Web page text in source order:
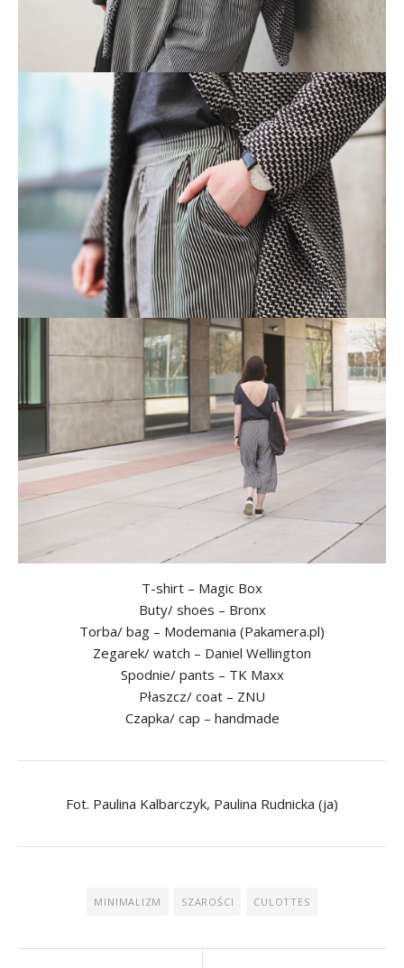
T-shirt – Magic Box
Buty/ shoes – Bronx
Torba/ bag – Modemania (Pakamera.pl)
Zegarek/ watch – Daniel Wellington
Spodnie/ pants – TK Maxx
Płaszcz/ coat – ZNU
Czapka/ cap – handmade
Fot. Paulina Kalbarczyk, Paulina Rudnicka (ja)
MINIMALIZM SZAROŚCI CULOTTES